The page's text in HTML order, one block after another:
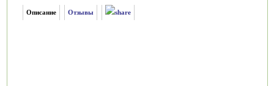
Описание Отзывы